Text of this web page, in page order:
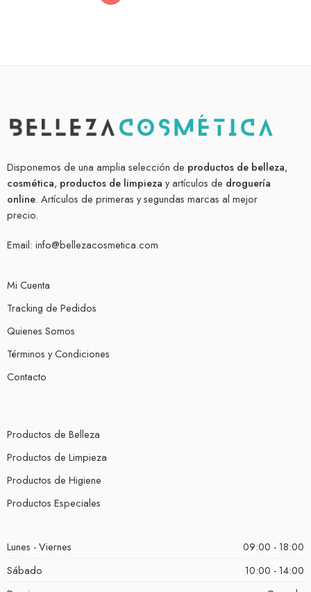
Disponemos de una amplia selección de productos de belleza,
cosmética, productos de limpieza y artículos de droguería
online. Artículos de primeras y segundas marcas al mejor
precio.
Email: info@bellezacosmetica.com
Mi Cuenta
Tracking de Pedidos
Quienes Somos
Términos y Condiciones
Contacto
Productos de Belleza
Productos de Limpieza
Productos de Higiene
Productos Especiales
Lunes - Viernes
09:00 - 18:00
Sábado
10:00 - 14:00